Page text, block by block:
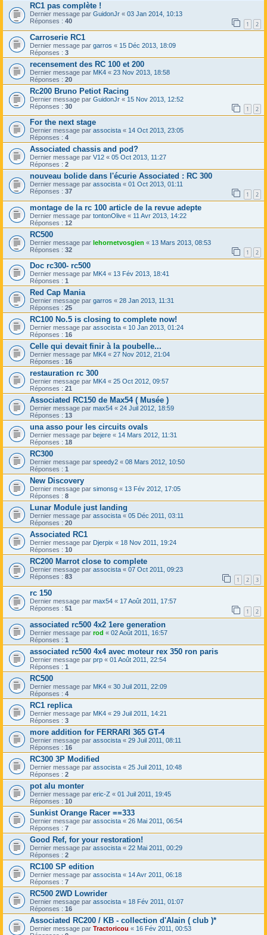
RC1 pas complète !
Dernier message par GuidonJr « 03 Jan 2014, 10:13
Réponses : 40 1 2
Carroserie RC1
Dernier message par garros « 15 Déc 2013, 18:09
Réponses : 3
recensement des RC 100 et 200
Dernier message par MK4 « 23 Nov 2013, 18:58
Réponses : 20
Rc200 Bruno Petiot Racing
Dernier message par GuidonJr « 15 Nov 2013, 12:52
Réponses : 30 1 2
For the next stage
Dernier message par assocista « 14 Oct 2013, 23:05
Réponses : 4
Associated chassis and pod?
Dernier message par V12 « 05 Oct 2013, 11:27
Réponses : 2
nouveau bolide dans l'écurie Associated : RC 300
Dernier message par assocista « 01 Oct 2013, 01:11
Réponses : 37 1 2
montage de la rc 100 article de la revue adepte
Dernier message par tontonOlive « 11 Avr 2013, 14:22
Réponses : 12
RC500
Dernier message par lehornetvosgien « 13 Mars 2013, 08:53
Réponses : 32 1 2
Doc rc300- rc500
Dernier message par MK4 « 13 Fév 2013, 18:41
Réponses : 1
Red Cap Mania
Dernier message par garros « 28 Jan 2013, 11:31
Réponses : 25
RC100 No.5 is closing to complete now!
Dernier message par assocista « 10 Jan 2013, 01:24
Réponses : 16
Celle qui devait finir à la poubelle...
Dernier message par MK4 « 27 Nov 2012, 21:04
Réponses : 16
restauration rc 300
Dernier message par MK4 « 25 Oct 2012, 09:57
Réponses : 21
Associated RC150 de Max54 ( Musée )
Dernier message par max54 « 24 Juil 2012, 18:59
Réponses : 13
una asso pour les circuits ovals
Dernier message par bejere « 14 Mars 2012, 11:31
Réponses : 18
RC300
Dernier message par speedy2 « 08 Mars 2012, 10:50
Réponses : 1
New Discovery
Dernier message par simonsg « 13 Fév 2012, 17:05
Réponses : 8
Lunar Module just landing
Dernier message par assocista « 05 Déc 2011, 03:11
Réponses : 20
Associated RC1
Dernier message par Djerpix « 18 Nov 2011, 19:24
Réponses : 10
RC200 Marrot close to complete
Dernier message par assocista « 07 Oct 2011, 09:23
Réponses : 83 1 2 3
rc 150
Dernier message par max54 « 17 Août 2011, 17:57
Réponses : 51 1 2
associated rc500 4x2 1ere generation
Dernier message par rod « 02 Août 2011, 16:57
Réponses : 1
associated rc500 4x4 avec moteur rex 350 ron paris
Dernier message par prp « 01 Août 2011, 22:54
Réponses : 1
RC500
Dernier message par MK4 « 30 Juil 2011, 22:09
Réponses : 4
RC1 replica
Dernier message par MK4 « 29 Juil 2011, 14:21
Réponses : 3
more addition for FERRARI 365 GT-4
Dernier message par assocista « 29 Juil 2011, 08:11
Réponses : 16
RC300 3P Modified
Dernier message par assocista « 25 Juil 2011, 10:48
Réponses : 2
pot alu monter
Dernier message par eric-Z « 01 Juil 2011, 19:45
Réponses : 10
Sunkist Orange Racer ==333
Dernier message par assocista « 26 Mai 2011, 06:54
Réponses : 7
Good Ref, for your restoration!
Dernier message par assocista « 22 Mai 2011, 00:29
Réponses : 2
RC100 SP edition
Dernier message par assocista « 14 Avr 2011, 06:18
Réponses : 7
RC500 2WD Lowrider
Dernier message par assocista « 18 Fév 2011, 01:07
Réponses : 16
Associated RC200 / KB - collection d'Alain ( club )*
Dernier message par Tractoricou « 16 Fév 2011, 00:53